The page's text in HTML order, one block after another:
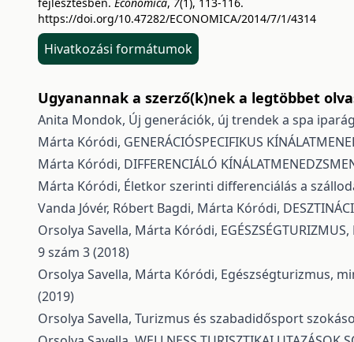
https://doi.org/10.47282/ECONOMICA/2014/7/1/4314
Hivatkozási formátumok
Ugyanannak a szerző(k)nek a legtöbbet
Anita Mondok, Új generációk, új trendek a spa
Márta Kóródi, GENERÁCIÓSPECIFIKUS
Márta Kóródi, DIFFERENCIÁLÓ
Márta Kóródi, Életkor szerinti differenciálás a
Vanda Jóvér, Róbert Bagdi, Márta Kóródi,
Orsolya Savella, Márta Kóródi,
9 szám 3 (2018)
Orsolya Savella, Márta Kóródi, Egészségturizmus,
(2019)
Orsolya Savella, Turizmus és szabadidősport